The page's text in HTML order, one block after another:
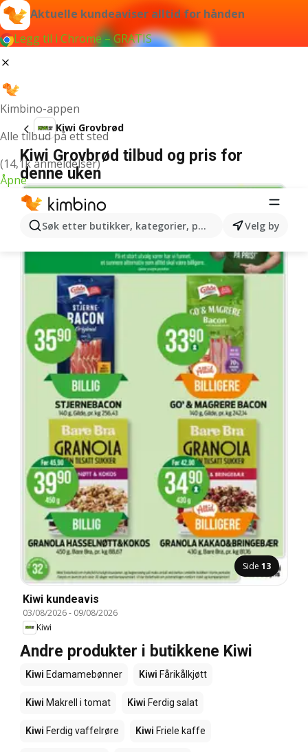
Aktuelle kundeaviser alltid for hånden
Legg til i Chrome – GRATIS
Kimbino-appen
Alle tilbud på ett sted
(14,1k anmeldelser)
Åpne
Søk etter butikker, kategorier, produkter...Velg by
Kiwi Grovbrød
Kiwi Grovbrød tilbud og pris for
denne uken
Side 13
Kiwi kundeavis
03/08/2026- 09/08/2026
Kiwi
Andre produkter i butikkene Kiwi
Kiwi Edamamebønner Kiwi Fårikålkjøtt
Kiwi Makrell i tomat Kiwi Ferdig salat
Kiwi Ferdig vaffelrøre Kiwi Friele kaffe